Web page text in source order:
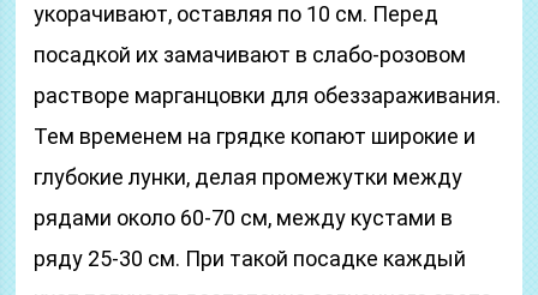
укорачивают, оставляя по 10 см. Перед
посадкой их замачивают в слабо-розовом
растворе марганцовки для обеззараживания.
Тем временем на грядке копают широкие и
глубокие лунки, делая промежутки между
рядами около 60-70 см, между кустами в
ряду 25-30 см. При такой посадке каждый